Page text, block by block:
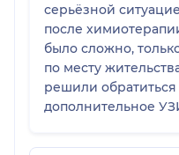
серьёзной
после
было сложно,
по месту
решили
дополнительное
и сказал